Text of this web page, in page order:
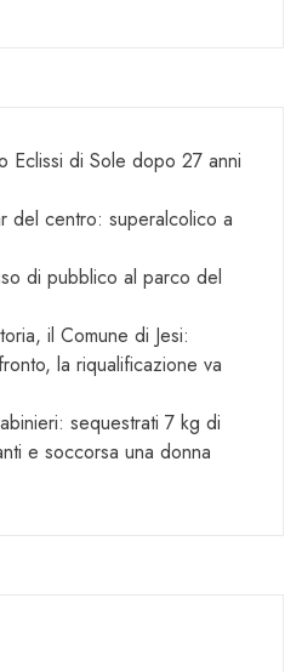
Eclissi di Sole dopo 27 anni
del centro: superalcolico a
di pubblico al parco del
il Comune di Jesi:
la riqualificazione va
sequestrati 7 kg di
e soccorsa una donna